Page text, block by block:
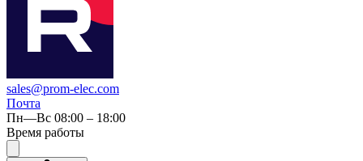
sales@prom-elec.com
Почта
Пн—Вс 08:00 – 18:00
Время работы